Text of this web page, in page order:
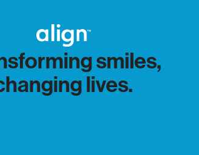
smiles,
lives.